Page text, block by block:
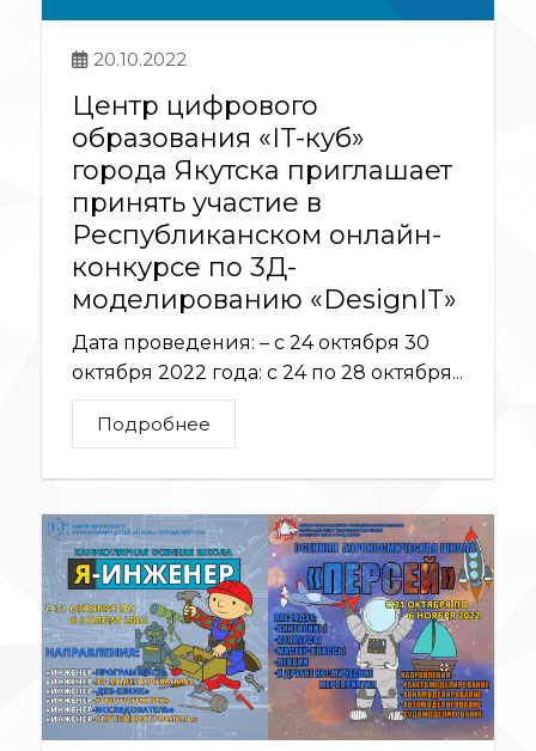
20.10.2022
Центр цифрового
образования «IT-куб»
города Якутска приглашает
принять участие в
Республиканском онлайн-
конкурсе по 3Д-
моделированию «DesignIT»
Дата проведения: – с 24 октября 30
октября 2022 года: с 24 по 28 октября...
Подробнее